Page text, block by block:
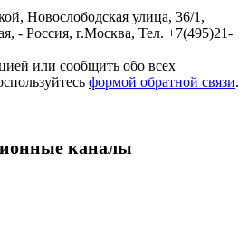
Новослободская улица, 36/1 ,
- Россия, г.Москва, Тел. +7(495)21-
или сообщить обо всех
формой обратной связи.
каналы